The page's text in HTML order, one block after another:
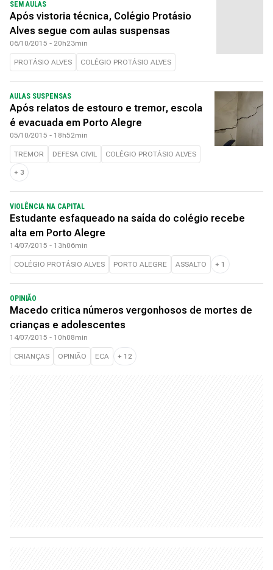
SEM AULAS
Após vistoria técnica, Colégio Protásio
Alves segue com aulas suspensas
06/10/2015 - 20h23min
PROTÁSIO ALVES COLÉGIO PROTÁSIO ALVES
AULAS SUSPENSAS
Após relatos de estouro e tremor, escola
é evacuada em Porto Alegre
05/10/2015 - 18h52min
TREMOR DEFESA CIVIL COLÉGIO PROTÁSIO ALVES
+ 3
VIOLÊNCIA NA CAPITAL
Estudante esfaqueado na saída do colégio recebe
alta em Porto Alegre
14/07/2015 - 13h06min
COLÉGIO PROTÁSIO ALVES PORTO ALEGRE ASSALTO + 1
OPINIÃO
Macedo critica números vergonhosos de mortes de
crianças e adolescentes
14/07/2015 - 10h08min
CRIANÇAS OPINIÃO ECA + 12